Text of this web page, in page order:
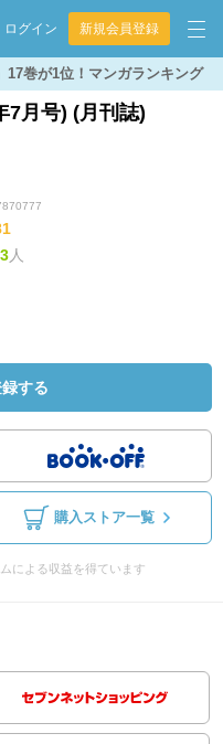
ログイン 新規会員登録
17巻が1位！マンガランキング
7月号) (月刊誌)
人
する
購入ストア一覧
による収益を得ています